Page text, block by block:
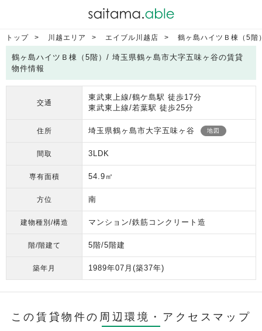
トップ 川越エリア エイブル川越店 鶴ヶ島ハイツＢ棟（5階
鶴ヶ島ハイツＢ棟（5階）/ 埼玉県鶴ヶ島市大字五味ヶ谷の賃貸
物件情報
交通
東武東上線/鶴ケ島駅 徒歩17分
東武東上線/若葉駅 徒歩25分
住所 埼玉県鶴ヶ島市大字五味ヶ谷 地図
間取 3LDK
専有面積 54.9㎡
方位 南
建物種別/構造 マンション/鉄筋コンクリート造
階/階建て 5階/5階建
築年月 1989年07月 (築37年)
この賃貸物件の周辺環境・ アクセスマップ